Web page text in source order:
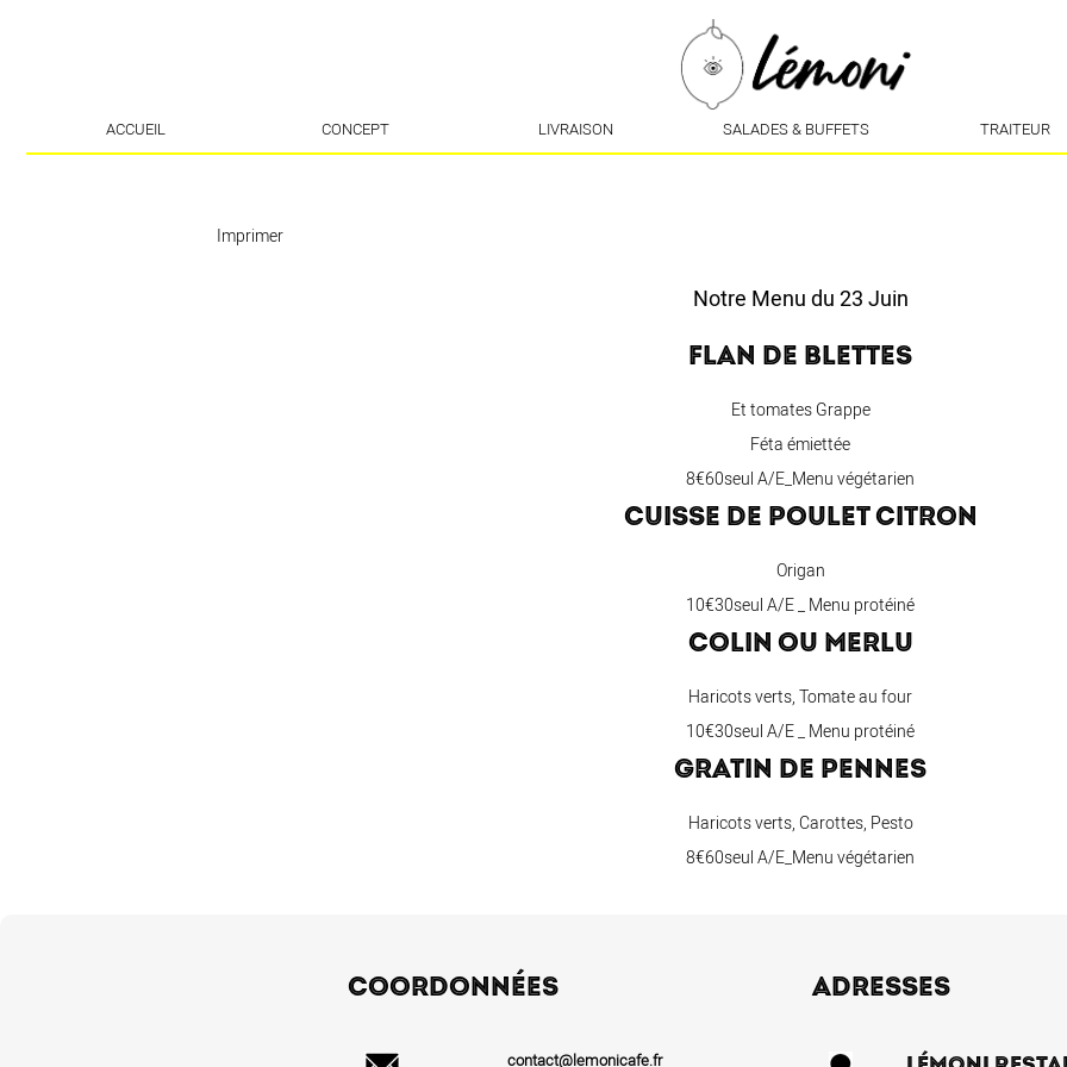
ACCUEIL CONCEPT LIVRAISON SALADES & BUFFETS TRAITEUR
Imprimer
Notre Menu du 23 Juin
FLAN DE BLETTES
Et tomates Grappe
Féta émiettée
8€60seul A/E_Menu végétarien
CUISSE DE POULET CITRON
Origan
10€30seul A/E _ Menu protéiné
COLIN OU MERLU
Haricots verts, Tomate au four
10€30seul A/E _ Menu protéiné
GRATIN DE PENNES
Haricots verts, Carottes, Pesto
8€60seul A/E_Menu végétarien
COORDONNÉES
contact@lemonicafe.fr
ADRESSES